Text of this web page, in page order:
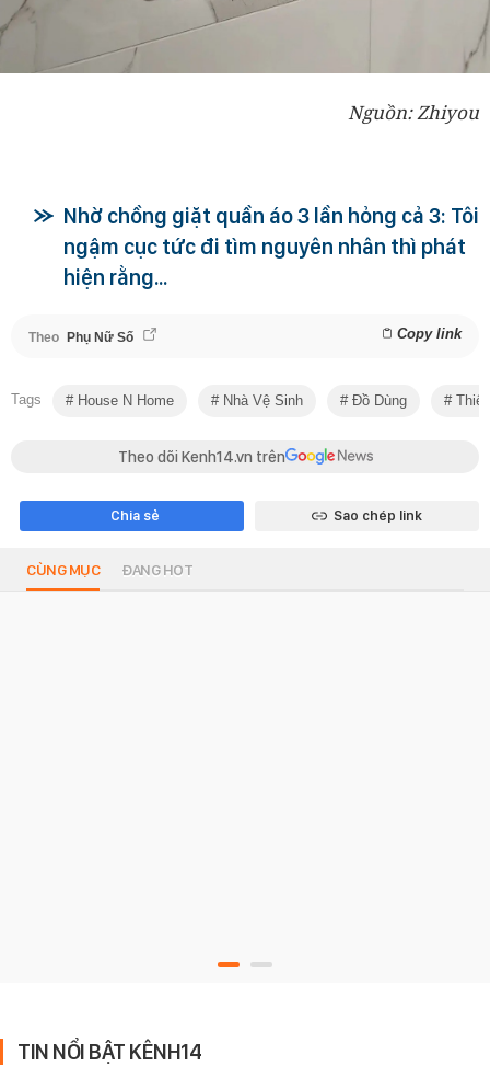
Nguồn: Zhiyou
Nhờ chồng giặt quần áo 3 lần hỏng cả 3: Tôi
ngậm cục tức đi tìm nguyên nhân thì phát
hiện rằng...
Theo Phụ Nữ Số Copy link
Tags House N Home Nhà Vệ Sinh Đồ Dùng Thiết
Theo dõi Kenh14.vn trên
Chia sẻ Sao chép link
CÙNG MỤC ĐANG HOT
TIN NỔI BẬT KÊNH14